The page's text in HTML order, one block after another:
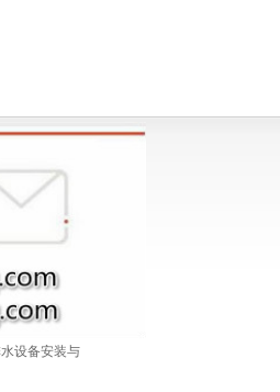
设备安装与